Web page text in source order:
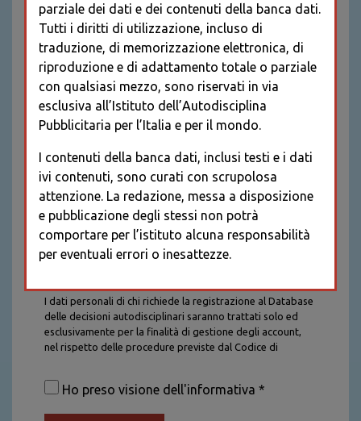
I dati personali di chi richiede la registrazione al Database
delle decisioni autodisciplinari saranno trattati solo ed
esclusivamente per la finalità di gestione degli account,
nel rispetto delle procedure previste dal Codice di
saranno trattati con tutte le cautele richieste dalla legge e
saranno conservati per la durata stabilita caso per caso
Ho preso visione dell'informativa *
parziale dei dati e dei contenuti della banca dati.
Tutti i diritti di utilizzazione, incluso di
traduzione, di memorizzazione elettronica, di
riproduzione e di adattamento totale o parziale
con qualsiasi mezzo, sono riservati in via
esclusiva all’Istituto dell’Autodisciplina
Pubblicitaria per l’Italia e per il mondo.
I contenuti della banca dati, inclusi testi e i dati
ivi contenuti, sono curati con scrupolosa
attenzione. La redazione, messa a disposizione
e pubblicazione degli stessi non potrà
comportare per l’istituto alcuna responsabilità
per eventuali errori o inesattezze.